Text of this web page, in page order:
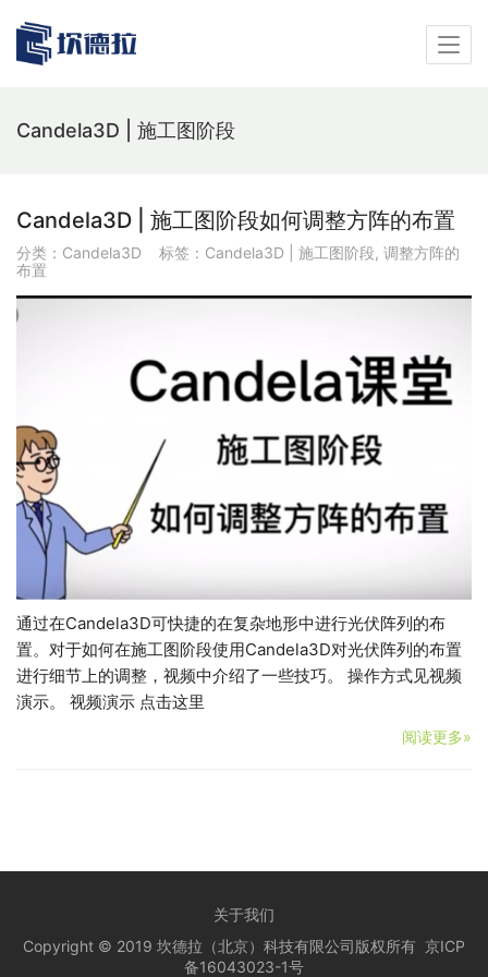
Candela3D | 施工图阶段
Candela3D | 施工图阶段如何调整方阵的布置
分类： Candela3D 标签： Candela3D | 施工图阶段, 调整方阵的
布置
通过在Candela3D可快捷的在复杂地形中进行光伏阵列的布
置。对于如何在施工图阶段使用Candela3D对光伏阵列的布置
进行细节上的调整，视频中介绍了一些技巧。 操作方式见视频
演示。 视频演示 点击这里
阅读更多»
关于我们
Copyright © 2019 坎德拉（北京）科技有限公司版权所有 京ICP
备16043023-1号